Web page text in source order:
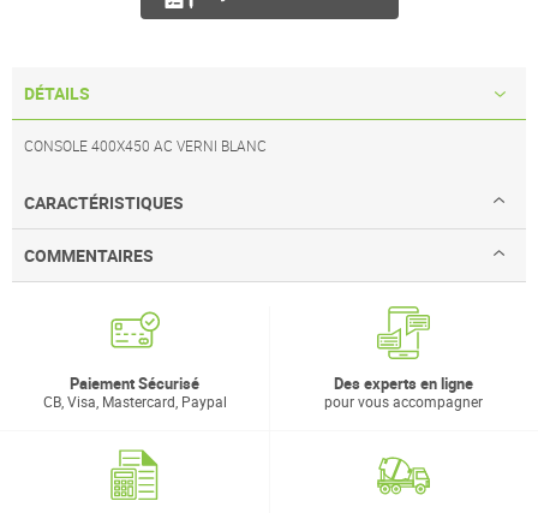
DÉTAILS
CONSOLE 400X450 AC VERNI BLANC
CARACTÉRISTIQUES
COMMENTAIRES
Paiement Sécurisé
CB, Visa, Mastercard, Paypal
Des experts en ligne
pour vous accompagner